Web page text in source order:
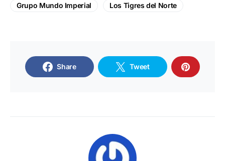
Grupo Mundo Imperial Los Tigres del Norte
Share Tweet